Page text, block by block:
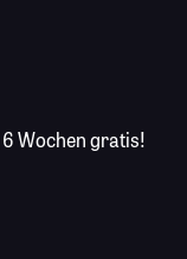
6 Wochen gratis!